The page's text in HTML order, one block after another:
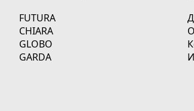
FUTURA
CHIARA
GLOBO
GARDA